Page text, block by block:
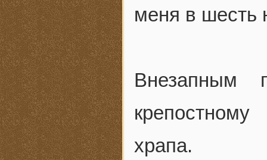
меня в шесть
Внезапным
храпа.